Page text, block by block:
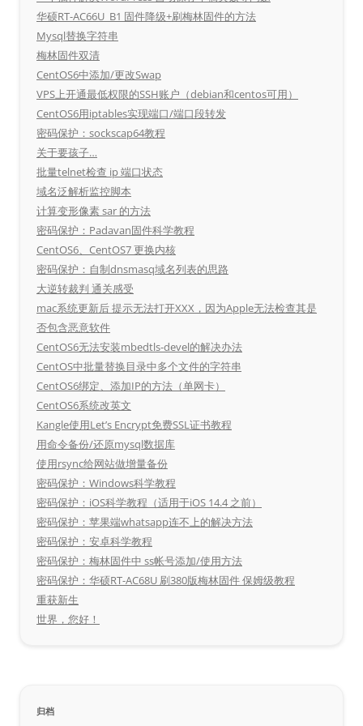
华硕RT-AC66U_B1 固件降级+刷梅林固件的方法
Mysql替换字符串
梅林固件双清
CentOS6中添加/更改Swap
VPS上开通最低权限的SSH账户（debian和centos可用）
CentOS6用iptables实现端口/端口段转发
密码保护：sockscap64教程
关于要孩子…
批量telnet检查 ip 端口状态
域名泛解析监控脚本
计算变形像素 sar 的方法
密码保护：Padavan固件科学教程
CentOS6、CentOS7 更换内核
密码保护：自制dnsmasq域名列表的思路
大逆转裁判 通关感受
mac系统更新后 提示无法打开XXX，因为Apple无法检查其是
否包含恶意软件
CentOS6无法安装mbedtls-devel的解决办法
CentOS中批量替换目录中多个文件的字符串
CentOS6绑定、添加IP的方法（单网卡）
CentOS6系统改英文
Kangle使用Let’s Encrypt免费SSL证书教程
用命令备份/还原mysql数据库
使用rsync给网站做增量备份
密码保护：Windows科学教程
密码保护：iOS科学教程（适用于iOS 14.4 之前）
密码保护：苹果端whatsapp连不上的解决方法
密码保护：安卓科学教程
密码保护：梅林固件中 ss帐号添加/使用方法
密码保护：华硕RT-AC68U 刷380版梅林固件 保姆级教程
重获新生
世界，您好！
归档